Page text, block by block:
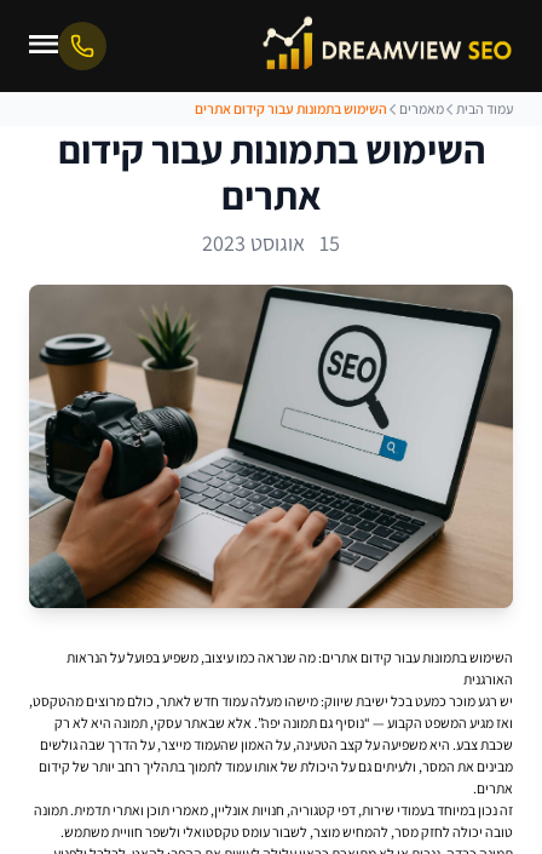
עמוד הבית מאמרים השימוש בתמונות עבור קידום אתרים
השימוש בתמונות עבור קידום
אתרים
15 אוגוסט 2023
השימוש בתמונות עבור קידום אתרים: מה שנראה כמו עיצוב, משפיע בפועל על הנראות
האורגנית
יש רגע מוכר כמעט בכל ישיבת שיווק: מישהו מעלה עמוד חדש לאתר, כולם מרוצים מהטקסט,
ואז מגיע המשפט הקבוע — “נוסיף גם תמונה יפה”. אלא שבאתר עסקי, תמונה היא לא רק
שכבת צבע. היא משפיעה על קצב הטעינה, על האמון שהעמוד מייצר, על הדרך שבה גולשים
מבינים את המסר, ולעיתים גם על היכולת של אותו עמוד לתמוך בתהליך רחב יותר של קידום
אתרים.
זה נכון במיוחד בעמודי שירות, דפי קטגוריה, חנויות אונליין, מאמרי תוכן ואתרי תדמית. תמונה
טובה יכולה לחזק מסר, להמחיש מוצר, לשבור עומס טקסטואלי ולשפר חוויית משתמש.